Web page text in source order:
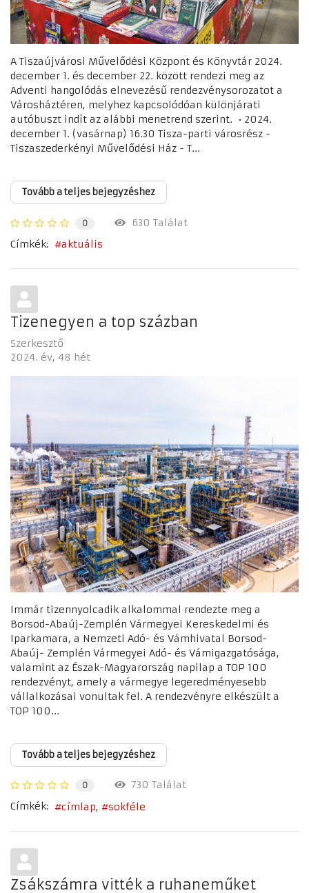
A Tiszaújvárosi Művelődési Központ és Könyvtár 2024.
december 1. és december 22. között rendezi meg az
Adventi hangolódás elnevezésű rendezvénysorozatot a
Városháztéren, melyhez kapcsolódóan különjárati
autóbuszt indít az alábbi menetrend szerint. • 2024.
december 1. (vasárnap) 16.30 Tisza-parti városrész -
Tiszaszederkényi Művelődési Ház - T...
Tovább a teljes bejegyzéshez
0
630 Találat
Címkék:
aktuális
Tizenegyen a top százban
Szerkesztő
2024. év 48 hét
Immár tizennyolcadik alkalommal rendezte meg a
Borsod-Abaúj-Zemplén Vármegyei Kereskedelmi és
Iparkamara, a Nemzeti Adó- és Vámhivatal Borsod-
Abaúj- Zemplén Vármegyei Adó- és Vámigazgatósága,
valamint az Észak-Magyarország napilap a TOP 100
rendezvényt, amely a vármegye legeredményesebb
vállalkozásai vonultak fel. A rendezvényre elkészült a
TOP 100...
Tovább a teljes bejegyzéshez
0
730 Találat
Címkék:
címlap sokféle
Zsákszámra vitték a ruhaneműket